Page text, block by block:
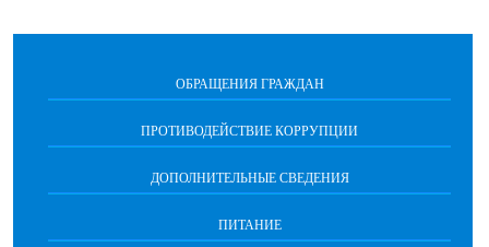
ОБРАЩЕНИЯ ГРАЖДАН
ПРОТИВОДЕЙСТВИЕ КОРРУПЦИИ
ДОПОЛНИТЕЛЬНЫЕ СВЕДЕНИЯ
ПИТАНИЕ